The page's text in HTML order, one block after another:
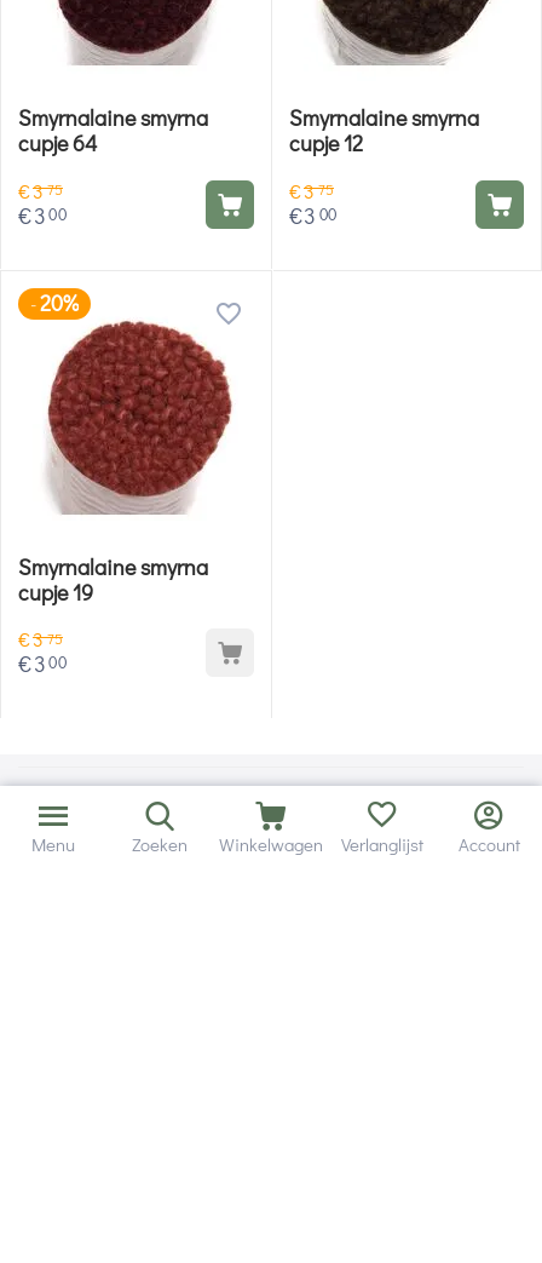
Smyrnalaine smyrna
cupje 64
€375
€300
Smyrnalaine smyrna
cupje 12
€375
€3 00
-20%
Smyrnalaine smyrna
cupje 19
€375
€300
Menu Zoeken Winkelwagen Verlanglijst Account